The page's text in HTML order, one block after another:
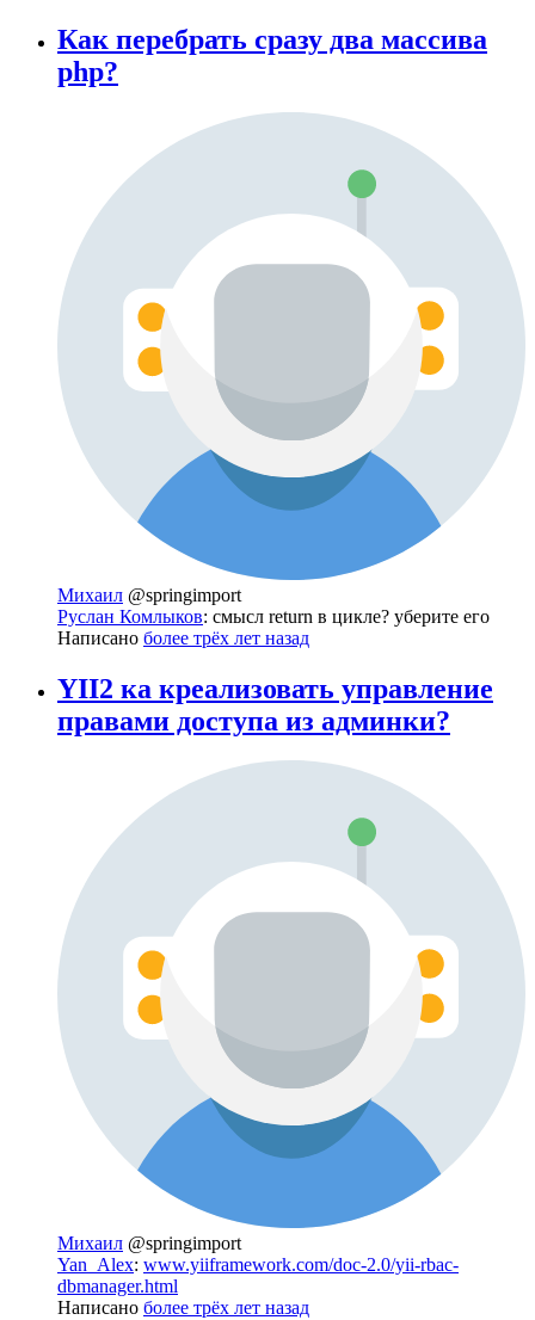
Как перебрать сразу два массива
php?
Михаил @springimport
Руслан Комлыков: смысл return в цикле? уберите его
Написано более трёх лет назад
YII2 ка креализовать управление
правами доступа из админки?
Михаил @springimport
Yan_Alex: www.yiiframework.com/doc-2.0/yii-rbac-
dbmanager.html
Написано более трёх лет назад